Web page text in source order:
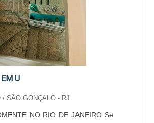
U
/ SÃO GONÇALO - RJ
NO RIO DE JANEIRO Se